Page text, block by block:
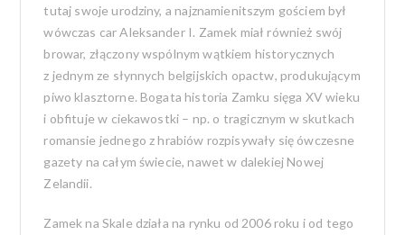
tutaj swoje urodziny, a najznamienitszym gościem był
wówczas car Aleksander I. Zamek miał również swój
browar, złączony wspólnym wątkiem historycznych
z jednym ze słynnych belgijskich opactw, produkującym
piwo klasztorne. Bogata historia Zamku sięga XV wieku
i obfituje w ciekawostki – np. o tragicznym w skutkach
romansie jednego z hrabiów rozpisywały się ówczesne
gazety na całym świecie, nawet w dalekiej Nowej
Zelandii.
Zamek na Skale działa na rynku od 2006 roku i od tego